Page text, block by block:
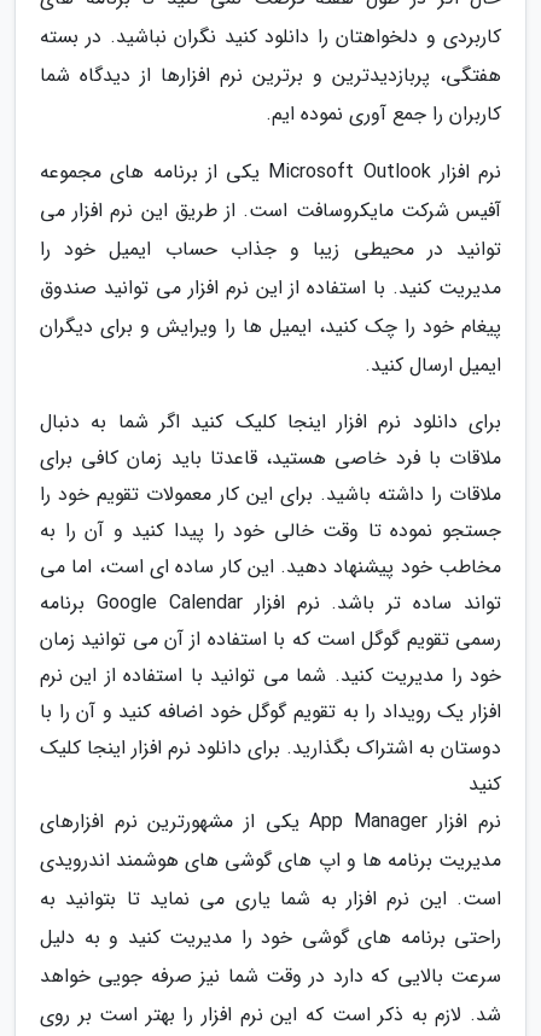
کاربردی و دلخواهتان را دانلود کنید نگران نباشید. در بسته
هفتگی، پربازدیدترین و برترین نرم افزارها از دیدگاه شما
کاربران را جمع آوری نموده ایم.
نرم افزار Microsoft Outlook یکی از برنامه های مجموعه
آفیس شرکت مایکروسافت است. از طریق این نرم افزار می
توانید در محیطی زیبا و جذاب حساب ایمیل خود را
مدیریت کنید. با استفاده از این نرم افزار می توانید صندوق
پیغام خود را چک کنید، ایمیل ها را ویرایش و برای دیگران
ایمیل ارسال کنید.
برای دانلود نرم افزار اینجا کلیک کنید اگر شما به دنبال
ملاقات با فرد خاصی هستید، قاعدتا باید زمان کافی برای
ملاقات را داشته باشید. برای این کار معمولات تقویم خود را
جستجو نموده تا وقت خالی خود را پیدا کنید و آن را به
مخاطب خود پیشنهاد دهید. این کار ساده ای است، اما می
تواند ساده تر باشد. نرم افزار Google Calendar برنامه
رسمی تقویم گوگل است که با استفاده از آن می توانید زمان
خود را مدیریت کنید. شما می توانید با استفاده از این نرم
افزار یک رویداد را به تقویم گوگل خود اضافه کنید و آن را با
دوستان به اشتراک بگذارید. برای دانلود نرم افزار اینجا کلیک
کنید
نرم افزار App Manager یکی از مشهورترین نرم افزارهای
مدیریت برنامه ها و اپ های گوشی های هوشمند اندرویدی
است. این نرم افزار به شما یاری می نماید تا بتوانید به
راحتی برنامه های گوشی خود را مدیریت کنید و به دلیل
سرعت بالایی که دارد در وقت شما نیز صرفه جویی خواهد
شد. لازم به ذکر است که این نرم افزار را بهتر است بر روی